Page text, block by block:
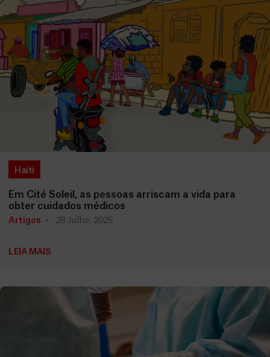
Haiti
Em Cité Soleil, as pessoas arriscam a vida para
obter cuidados médicos
Artigos 28 Julho, 2026
LEIA MAIS